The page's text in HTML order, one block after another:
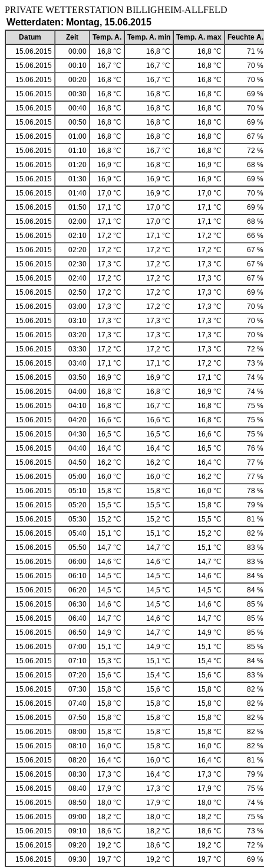
PRIVATE WETTERSTATION BILLIGHEIM-
Wetterdaten: Montag, 15.06.2015
Datum Zeit Temp. A. Temp. A. min Temp. A. max
Feuchte A.
15.06.2015
00:00 16,8 °C 16,8 °C 16,8 °C
71 %
15.06.2015
00:10 16,7 °C 16,7 °C 16,8 °C
70 %
15.06.2015
00:20 16,8 °C 16,7 °C 16,8 °C
70 %
15.06.2015
00:30 16,8 °C 16,8 °C 16,8 °C
69 %
15.06.2015
00:40 16,8 °C 16,8 °C 16,8 °C
70 %
15.06.2015
00:50 16,8 °C 16,8 °C 16,8 °C
69 %
15.06.2015
01:00 16,8 °C 16,8 °C 16,8 °C
67 %
15.06.2015
01:10 16,8 °C 16,7 °C 16,8 °C
72 %
15.06.2015
01:20 16,9 °C 16,8 °C 16,9 °C
68 %
15.06.2015
01:30 16,9 °C 16,9 °C 16,9 °C
69 %
15.06.2015
01:40 17,0 °C 16,9 °C 17,0 °C
70 %
15.06.2015
01:50 17,1 °C 17,0 °C 17,1 °C
69 %
15.06.2015
02:00 17,1 °C 17,0 °C 17,1 °C
68 %
15.06.2015
02:10 17,2 °C 17,1 °C 17,2 °C
66 %
15.06.2015
02:20 17,2 °C 17,2 °C 17,2 °C
67 %
15.06.2015
02:30 17,3 °C 17,2 °C 17,3 °C
67 %
15.06.2015
02:40 17,2 °C 17,2 °C 17,3 °C
67 %
15.06.2015
02:50 17,2 °C 17,2 °C 17,3 °C
69 %
15.06.2015
03:00 17,3 °C 17,2 °C 17,3 °C
70 %
15.06.2015
03:10 17,3 °C 17,3 °C 17,3 °C
70 %
15.06.2015
03:20 17,3 °C 17,3 °C 17,3 °C
70 %
15.06.2015
03:30 17,2 °C 17,2 °C 17,3 °C
72 %
15.06.2015
03:40 17,1 °C 17,1 °C 17,2 °C
73 %
15.06.2015
03:50 16,9 °C 16,9 °C 17,1 °C
74 %
15.06.2015
04:00 16,8 °C 16,8 °C 16,9 °C
74 %
15.06.2015
04:10 16,8 °C 16,7 °C 16,8 °C
75 %
15.06.2015
04:20 16,6 °C 16,6 °C 16,8 °C
75 %
15.06.2015
04:30 16,5 °C 16,5 °C 16,6 °C
75 %
15.06.2015
04:40 16,4 °C 16,4 °C 16,5 °C
76 %
15.06.2015
04:50 16,2 °C 16,2 °C 16,4 °C
77 %
15.06.2015
05:00 16,0 °C 16,0 °C 16,2 °C
77 %
15.06.2015
05:10 15,8 °C 15,8 °C 16,0 °C
78 %
15.06.2015
05:20 15,5 °C 15,5 °C 15,8 °C
79 %
15.06.2015
05:30 15,2 °C 15,2 °C 15,5 °C
81 %
15.06.2015
05:40 15,1 °C 15,1 °C 15,2 °C
82 %
15.06.2015
05:50 14,7 °C 14,7 °C 15,1 °C
83 %
15.06.2015
06:00 14,6 °C 14,6 °C 14,7 °C
83 %
15.06.2015
06:10 14,5 °C 14,5 °C 14,6 °C
84 %
15.06.2015
06:20 14,5 °C 14,5 °C 14,5 °C
84 %
15.06.2015
06:30 14,6 °C 14,5 °C 14,6 °C
85 %
15.06.2015
06:40 14,7 °C 14,6 °C 14,7 °C
85 %
15.06.2015
06:50 14,9 °C 14,7 °C 14,9 °C
85 %
15.06.2015
07:00 15,1 °C 14,9 °C 15,1 °C
85 %
15.06.2015
07:10 15,3 °C 15,1 °C 15,4 °C
84 %
15.06.2015
07:20 15,6 °C 15,4 °C 15,6 °C
83 %
15.06.2015
07:30 15,8 °C 15,6 °C 15,8 °C
82 %
15.06.2015
07:40 15,8 °C 15,8 °C 15,8 °C
82 %
15.06.2015
07:50 15,8 °C 15,8 °C 15,8 °C
82 %
15.06.2015
08:00 15,8 °C 15,8 °C 15,8 °C
82 %
15.06.2015
08:10 16,0 °C 15,8 °C 16,0 °C
82 %
15.06.2015
08:20 16,4 °C 16,0 °C 16,4 °C
81 %
15.06.2015
08:30 17,3 °C 16,4 °C 17,3 °C
79 %
15.06.2015
08:40 17,9 °C 17,3 °C 17,9 °C
75 %
15.06.2015
08:50 18,0 °C 17,9 °C 18,0 °C
74 %
15.06.2015
09:00 18,2 °C 18,0 °C 18,2 °C
75 %
15.06.2015
09:10 18,6 °C 18,2 °C 18,6 °C
73 %
15.06.2015
09:20 19,2 °C 18,6 °C 19,2 °C
72 %
15.06.2015
09:30 19,7 °C 19,2 °C 19,7 °C
69 %